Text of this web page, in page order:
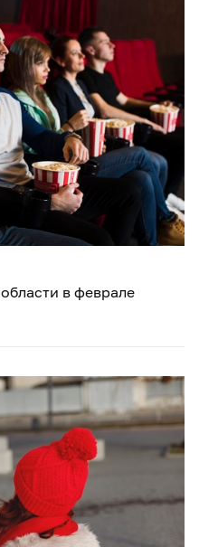
в феврале